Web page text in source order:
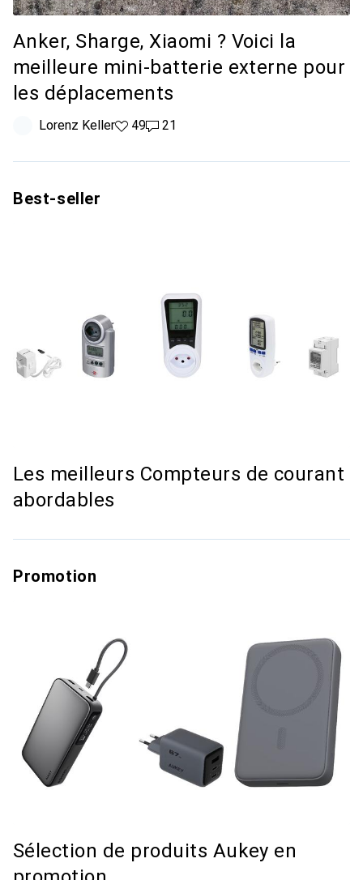
Anker, Sharge, Xiaomi ? Voici la
meilleure mini-batterie externe pour
les déplacements
Lorenz Keller49 likes
4921 commentaires
21
Best-seller
Les meilleurs Compteurs de courant
abordables
Promotion
Sélection de produits Aukey en